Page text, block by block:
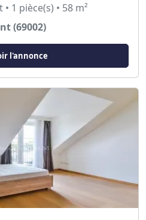
1 pièce(s) • 58 m²
(69002)
l'annonce